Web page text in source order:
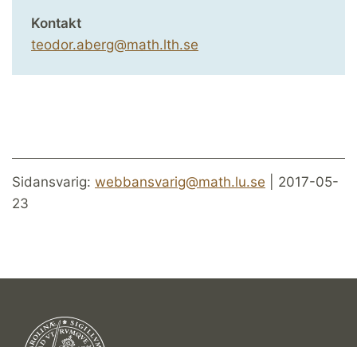
Kontakt
teodor.aberg@math.lth.se
Sidansvarig: webbansvarig@math.lu.se | 2017-05-
23